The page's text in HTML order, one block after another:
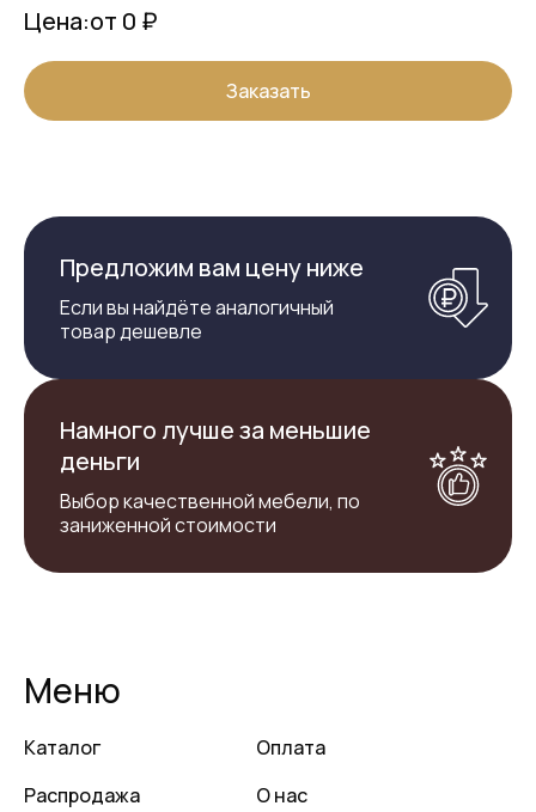
Цена:от 0 ₽
Заказать
Предложим вам цену ниже
Если вы найдёте аналогичный
товар дешевле
Намного лучше за меньшие
деньги
Выбор качественной мебели, по
заниженной стоимости
Меню
Каталог
Распродажа
Оплата
О нас